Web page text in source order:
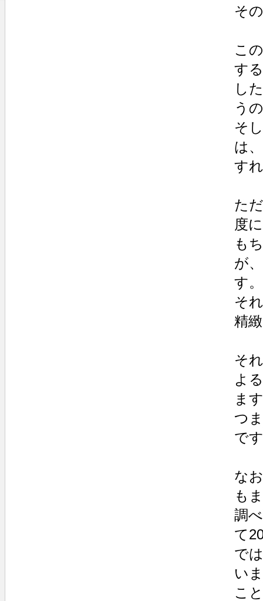
そ
こ
す
し
う
そ
は
す
た
度
も
が
す。
そ
精
そ
よ
ま
つ
で
な
も
調
て
で
い
こ